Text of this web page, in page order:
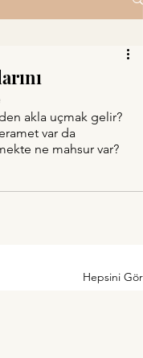
neden akla uçmak gelir?
keramet var da
yürümekte ne mahsur var?
Hepsini Gör